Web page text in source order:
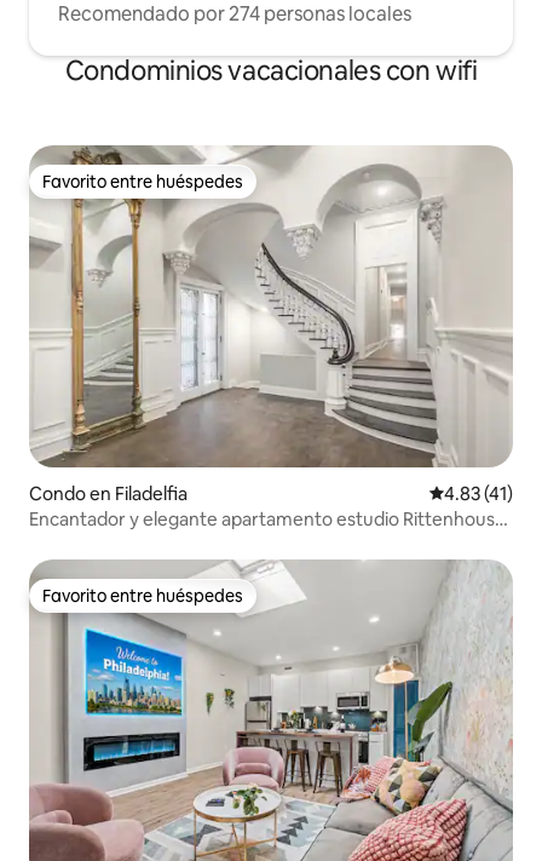
Recomendado por 274 personas locales
Condominios vacacionales con wifi
Favorito entre huéspedes
Favorito entre huéspedes
Condo en Filadelfia Calificación
4.83 (41)
Encantador y elegante apartamento estudio Rittenhouse
Favorito entre huéspedes
Favorito entre huéspedes